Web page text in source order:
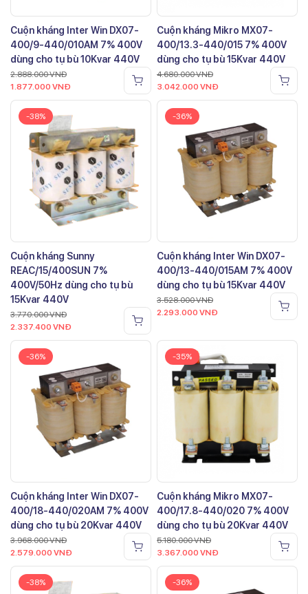
Cuộn kháng Inter Win DX07-
400/9-440/010AM 7% 400V
dùng cho tụ bù 10Kvar 440V
2.888.000VNĐ
1.877.000 VNĐ
Cuộn kháng Mikro MX07-
400/13.3-440/015 7% 400V
dùng cho tụ bù 15Kvar 440V
4.680.000VNĐ
3.042.000 VNĐ
-38%
Cuộn kháng Sunny
REAC/15/400SUN 7%
400V/50Hz dùng cho tụ bù
15Kvar 440V
3.770.000VNĐ
2.337.400 VNĐ
-36%
Cuộn kháng Inter Win DX07-
400/13-440/015AM 7% 400V
dùng cho tụ bù 15Kvar 440V
3.528.000VNĐ
2.293.000 VNĐ
-36%
Cuộn kháng Inter Win DX07-
400/18-440/020AM 7% 400V
dùng cho tụ bù 20Kvar 440V
3.968.000VNĐ
2.579.000 VNĐ
-35%
Cuộn kháng Mikro MX07-
400/17.8-440/020 7% 400V
dùng cho tụ bù 20Kvar 440V
5.180.000VNĐ
3.367.000 VNĐ
-38% -36%